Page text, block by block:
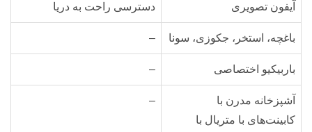
آیفون تصویری دسترسی راحت به دریا
باغچه، استخر، جکوزی، سونا –
باربیکیو اختصاصی –
آشپزخانه مدرن با
کابینت‌های با متریال با
–